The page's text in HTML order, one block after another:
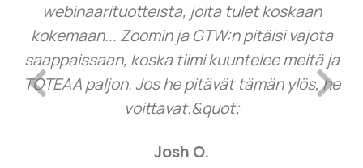
webinaarituotteista, joita tulet koskaan
kokemaan... Zoomin ja GTW:n pitäisi vajota
saappaissaan, koska tiimi kuuntelee meitä ja
TOTEAA paljon. Jos he pitävät tämän ylös, he
voittavat.&quot;
Josh O.
Previous Next